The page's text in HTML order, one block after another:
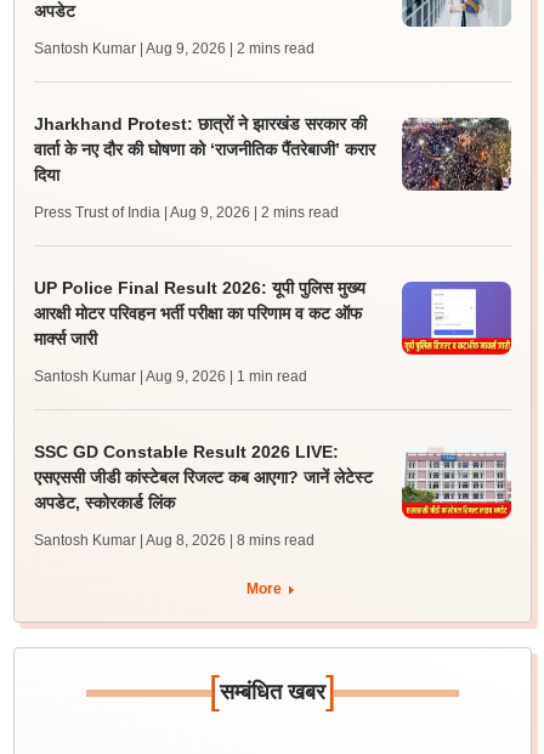
अपडेट
Santosh Kumar | Aug 9, 2026 | 2 mins read
Jharkhand Protest: छात्रों ने झारखंड सरकार की
वार्ता के नए दौर की घोषणा को ‘राजनीतिक पैंतरेबाजी’ करार
दिया
Press Trust of India | Aug 9, 2026 | 2 mins read
UP Police Final Result 2026: यूपी पुलिस मुख्य
आरक्षी मोटर परिवहन भर्ती परीक्षा का परिणाम व कट ऑफ
मार्क्स जारी
Santosh Kumar | Aug 9, 2026 | 1 min read
SSC GD Constable Result 2026 LIVE:
एसएससी जीडी कांस्टेबल रिजल्ट कब आएगा? जानें लेटेस्ट
अपडेट, स्कोरकार्ड लिंक
Santosh Kumar | Aug 8, 2026 | 8 mins read
More
[सम्बंधित खबर]